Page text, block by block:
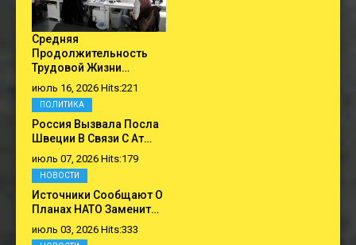
Средняя
Продолжительность
Трудовой Жизни…
июль 16, 2026 Hits:221
Россия Вызвала Посла
Швеции В Связи С Ат…
июль 07, 2026 Hits:179
ПОЛИТИКА
Источники Сообщают О
Планах НАТО Заменит…
июль 03, 2026 Hits:333
НОВОСТИ